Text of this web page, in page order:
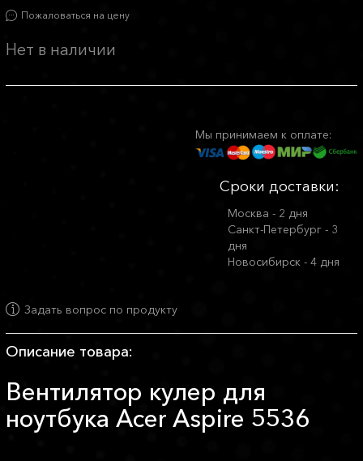
Пожаловаться на цену
Нет в наличии
Мы принимаем к оплате:
Сроки доставки:
Москва - 2 дня
Санкт-Петербург - 3
дня
Новосибирск - 4 дня
Задать вопрос по продукту
Описание товара:
Вентилятор кулер для
ноутбука Acer Aspire 5536